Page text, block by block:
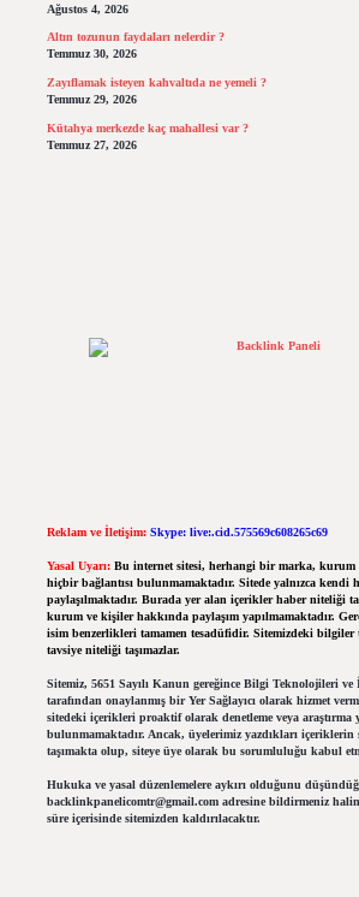
Ağustos 4, 2026
Altın tozunun faydaları nelerdir ?
Temmuz 30, 2026
Zayıflamak isteyen kahvaltıda ne yemeli ?
Temmuz 29, 2026
Kütahya merkezde kaç mahallesi var ?
Temmuz 27, 2026
Reklam ve İletişim: Skype: live:.cid.575569c608265c69
Yasal Uyarı: Bu internet sitesi, herhangi bir marka, kurum
hiçbir bağlantısı bulunmamaktadır. Sitede yalnızca kendi
paylaşılmaktadır. Burada yer alan içerikler haber niteliği
kurum ve kişiler hakkında paylaşım yapılmamaktadır.
isim benzerlikleri tamamen tesadüfidir. Sitemizdeki
tavsiye niteliği taşımazlar.
Sitemiz, 5651 Sayılı Kanun gereğince Bilgi Teknolojileri
tarafından onaylanmış bir Yer Sağlayıcı olarak hizmet
sitedeki içerikleri proaktif olarak denetleme veya
bulunmamaktadır. Ancak, üyelerimiz yazdıkları
taşımakta olup, siteye üye olarak bu sorumluluğu kabul
Hukuka ve yasal düzenlemelere aykırı olduğunu
backlinkpanelicomtr@gmail.comadresine bildirmeniz
süre içerisinde sitemizden kaldırılacaktır.